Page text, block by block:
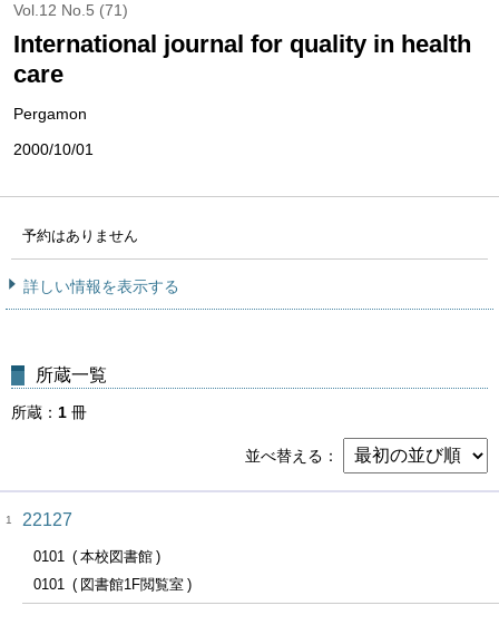
Vol.12 No.5 (71)
International journal for quality in health
care
Pergamon
2000/10/01
予約はありません
詳しい情報を表示する
所蔵一覧
所蔵 1 冊
並べ替える
1 22127
0101
本校図書館
0101
図書館1F閲覧室